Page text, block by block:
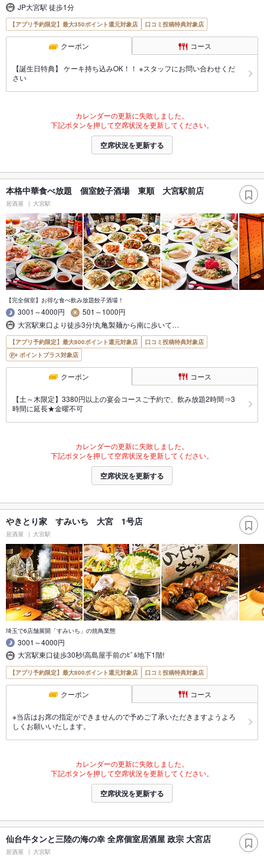
JP大宮駅 徒歩1分
【アプリ予約限定】最大350ポイント還元対象店 口コミ投稿特典対象店
クーポン コース
【誕生日特典】 ケーキ持ち込みOK！！ ※スタッフにお問い合わせくだ
さい
カレンダーの更新に失敗しました。
下記ボタンを押して空席状況を更新してください。
空席状況を更新する
本格中華食べ放題 個室餃子酒場 東順 大宮駅前店
居酒屋 大宮駅
【完全個室】お得な食べ飲み放題餃子酒場！
3001～4000円
501～1000円
大宮駅東口より徒歩3分!丸亀製麺から南に歩いて…
【アプリ予約限定】最大800ポイント還元対象店
口コミ投稿特典対象店
ポイントプラス対象店
クーポン コース
【土～木限定】3380円以上の宴会コースご予約で、飲み放題2時間⇒3
時間に延長★金曜不可
カレンダーの更新に失敗しました。
下記ボタンを押して空席状況を更新してください。
空席状況を更新する
やきとり家 すみいち 大宮 1号店
居酒屋 大宮駅
埼玉で6店舗展開「すみいち」の焼鳥業態
3001～4000円
大宮駅東口徒歩30秒!高島屋手前のﾋﾞﾙ地下1階!
【アプリ予約限定】最大800ポイント還元対象店 口コミ投稿特典対象店
クーポン コース
※当店はお席の指定ができませんので予めご了承いただきますようよろ
しくお願いいたします。
カレンダーの更新に失敗しました。
下記ボタンを押して空席状況を更新してください。
空席状況を更新する
仙台牛タンと三陸の海の幸 全席個室居酒屋 政宗 大宮店
居酒屋 大宮駅